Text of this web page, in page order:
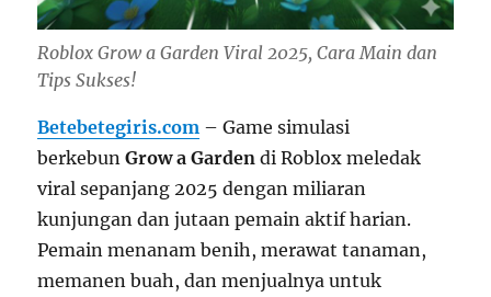
Roblox Grow a Garden Viral 2025, Cara Main dan
Tips Sukses!
Betebetegiris.com – Game simulasi
berkebunGrow a Garden di Roblox meledak
viral sepanjang 2025 dengan miliaran
kunjungan dan jutaan pemain aktif harian.
Pemain menanam benih, merawat tanaman,
memanen buah, dan menjualnya untuk